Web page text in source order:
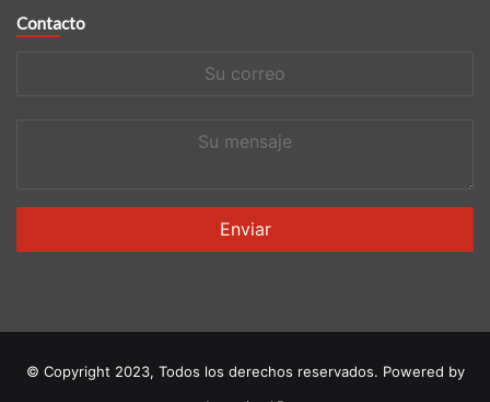
Contacto
© Copyright 2023, Todos los derechos reservados. Powered by